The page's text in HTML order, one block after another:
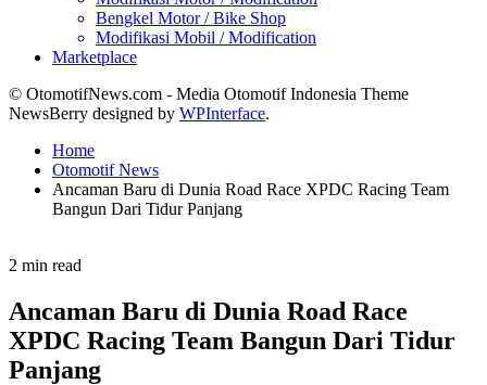
Bengkel Motor / Bike Shop
Modifikasi Mobil / Modification
Marketplace
© OtomotifNews.com - Media Otomotif Indonesia Theme
NewsBerry designed by WPInterface.
Home
Otomotif News
Ancaman Baru di Dunia Road Race XPDC Racing Team
Bangun Dari Tidur Panjang
Estimated
time
2 min read
Ancaman Baru di Dunia Road Race
XPDC Racing Team Bangun Dari Tidur
Panjang